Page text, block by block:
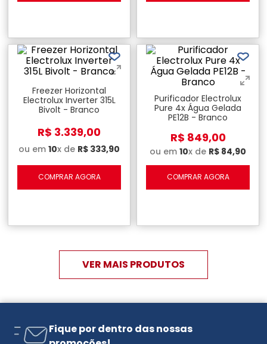
Freezer Horizontal
Electrolux Inverter 315L
Bivolt - Branco
R$ 3.339,00
ou em 10x de R$ 333,90
COMPRAR AGORA
Purificador Electrolux
Pure 4x Água Gelada
PE12B - Branco
R$ 849,00
ou em 10x de R$ 84,90
COMPRAR AGORA
Fique por dentro das nossas